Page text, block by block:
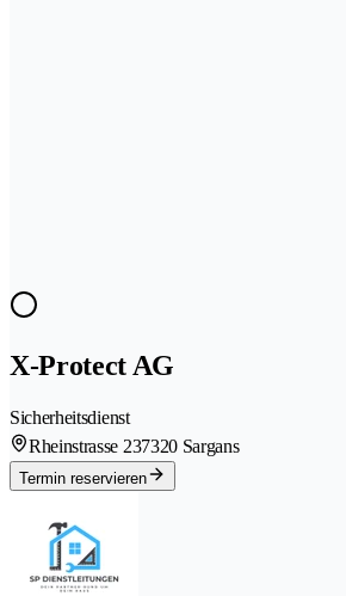
X-Protect AG
Sicherheitsdienst
Rheinstrasse 237320 Sargans
Termin reservieren